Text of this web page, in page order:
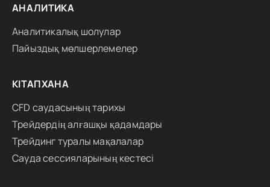
АНАЛИТИКА
Аналитикалық шолулар
Пайыздық мөлшерлемелер
КІТАПХАНА
CFD саудасының тарихы
Трейдердің алғашқы қадамдары
Трейдинг туралы мақалалар
Сауда сессияларының кестесі